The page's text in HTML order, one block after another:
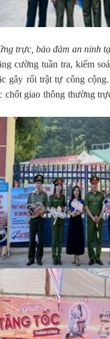
trực, bảo đảm an ninh
cường tuần tra, kiểm
gây rối trật tự công
giao thông thường